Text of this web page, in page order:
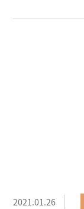
2021.01.26